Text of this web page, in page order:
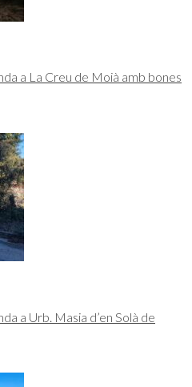
a La Creu de Moià amb bones
a Urb. Masia d’en Solà de